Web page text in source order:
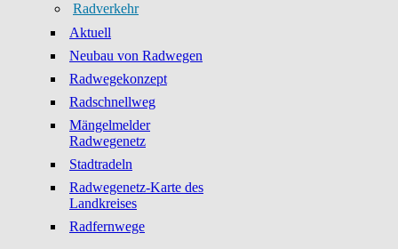
Radverkehr
Aktuell
Neubau von Radwegen
Radwegekonzept
Radschnellweg
Mängelmelder
Radwegenetz
Stadtradeln
Radwegenetz-Karte des
Landkreises
Radfernwege